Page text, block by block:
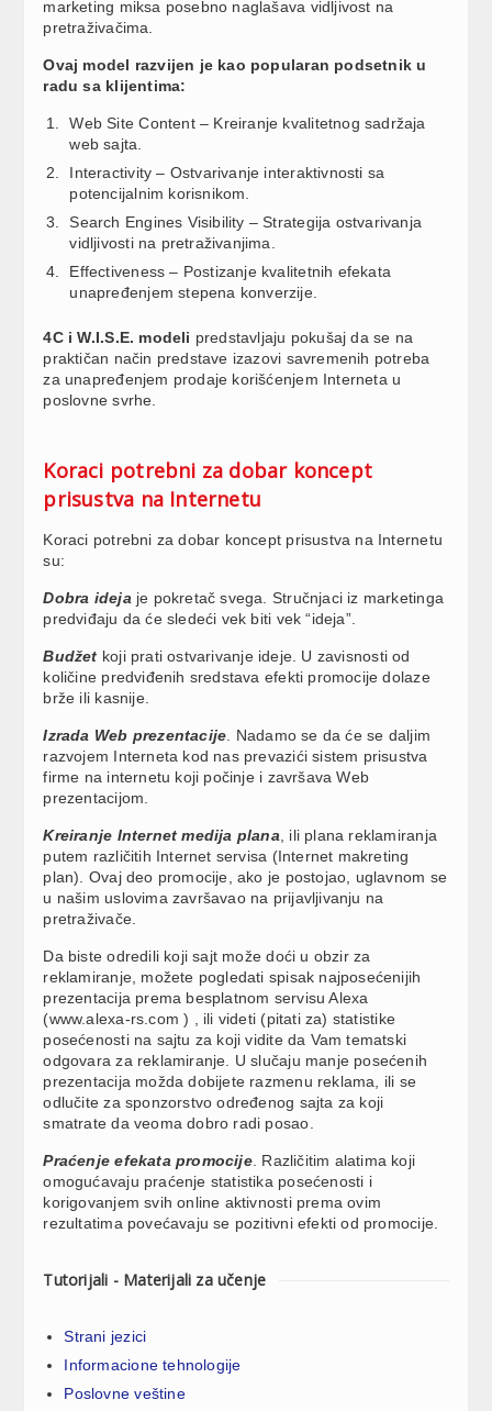
marketing miksa posebno naglašava vidljivost na
pretraživačima.
Ovaj model razvijen je kao popularan podsetnik u
radu sa klijentima:
Web Site Content – Kreiranje kvalitetnog sadržaja
web sajta.
Interactivity – Ostvarivanje interaktivnosti sa
potencijalnim korisnikom.
Search Engines Visibility – Strategija ostvarivanja
vidljivosti na pretraživanjima.
Effectiveness – Postizanje kvalitetnih efekata
unapređenjem stepena konverzije.
4C i W.I.S.E. modeli predstavljaju pokušaj da se na
praktičan način predstave izazovi savremenih potreba
za unapređenjem prodaje korišćenjem Interneta u
poslovne svrhe.
Koraci potrebni za dobar koncept
prisustva na Internetu
Koraci potrebni za dobar koncept prisustva na Internetu
su:
Dobra ideja je pokretač svega. Stručnjaci iz marketinga
predviđaju da će sledeći vek biti vek “ideja”.
Budžet koji prati ostvarivanje ideje. U zavisnosti od
količine predviđenih sredstava efekti promocije dolaze
brže ili kasnije.
Izrada Web prezentacije . Nadamo se da će se daljim
razvojem Interneta kod nas prevazići sistem prisustva
firme na internetu koji počinje i završava Web
prezentacijom.
Kreiranje Internet medija plana , ili plana reklamiranja
putem različitih Internet servisa (Internet makreting
plan). Ovaj deo promocije, ako je postojao, uglavnom se
u našim uslovima završavao na prijavljivanju na
pretraživače.
Da biste odredili koji sajt može doći u obzir za
reklamiranje, možete pogledati spisak najposećenijih
prezentacija prema besplatnom servisu Alexa
(www.alexa-rs.com ) , ili videti (pitati za) statistike
posećenosti na sajtu za koji vidite da Vam tematski
odgovara za reklamiranje. U slučaju manje posećenih
prezentacija možda dobijete razmenu reklama, ili se
odlučite za sponzorstvo određenog sajta za koji
smatrate da veoma dobro radi posao.
Praćenje efekata promocije. Različitim alatima koji
omogućavaju praćenje statistika posećenosti i
korigovanjem svih online aktivnosti prema ovim
rezultatima povećavaju se pozitivni efekti od promocije.
Tutorijali - Materijali za učenje
Strani jezici
Informacione tehnologije
Poslovne veštine